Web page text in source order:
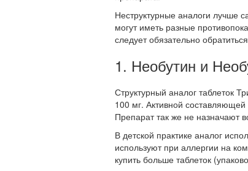
Неструктурные аналоги лучше
могут иметь разные
следует обязательно
1. Необутин и
Структурный аналог таблеток
100 мг. Активной
Препарат так же не назначают
В детской практике аналог
используют при аллергии на
купить больше таблеток